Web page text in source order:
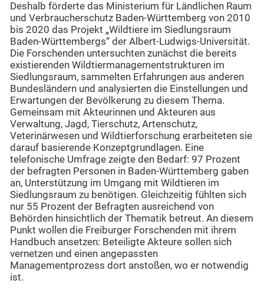
Deshalb förderte das Ministerium für Ländlichen Raum
und Verbraucherschutz Baden-Württemberg von 2010
bis 2020 das Projekt „Wildtiere im Siedlungsraum
Baden-Württembergs“ der Albert-Ludwigs-Universität.
Die Forschenden untersuchten zunächst die bereits
existierenden Wildtiermanagementstrukturen im
Siedlungsraum, sammelten Erfahrungen aus anderen
Bundesländern und analysierten die Einstellungen und
Erwartungen der Bevölkerung zu diesem Thema.
Gemeinsam mit Akteurinnen und Akteuren aus
Verwaltung, Jagd, Tierschutz, Artenschutz,
Veterinärwesen und Wildtierforschung erarbeiteten sie
darauf basierende Konzeptgrundlagen. Eine
telefonische Umfrage zeigte den Bedarf: 97 Prozent
der befragten Personen in Baden-Württemberg gaben
an, Unterstützung im Umgang mit Wildtieren im
Siedlungsraum zu benötigen. Gleichzeitig fühlten sich
nur 55 Prozent der Befragten ausreichend von
Behörden hinsichtlich der Thematik betreut. An diesem
Punkt wollen die Freiburger Forschenden mit ihrem
Handbuch ansetzen: Beteiligte Akteure sollen sich
vernetzen und einen angepassten
Managementprozess dort anstoßen, wo er notwendig
ist.